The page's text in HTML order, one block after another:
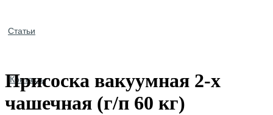
Статьи
Контакты
Присоска вакуумная 2-х
чашечная (г/п 60 кг)